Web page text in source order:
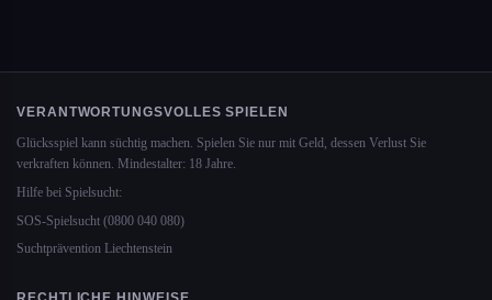
VERANTWORTUNGSVOLLES SPIELEN
Glücksspiel kann süchtig machen. Spielen Sie nur mit Geld, dessen Verlust Sie
verkraften können. Mindestalter: 18 Jahre.
Hilfe bei Spielsucht:
SOS-Spielsucht (0800 040 080)
Suchtprävention Liechtenstein